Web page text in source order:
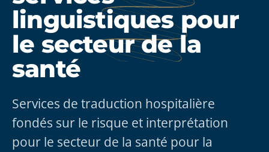
linguistiques pour
le secteur de la
santé
Services de traduction hospitalière
fondés sur le risque et interprétation
pour le secteur de la santé pour la